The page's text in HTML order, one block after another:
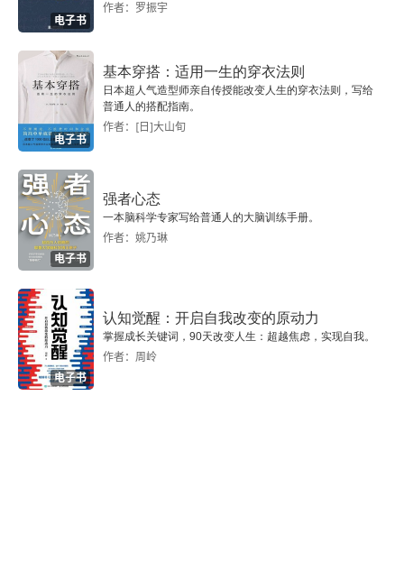
电子书
作者：罗振宇
电子书
基本穿搭：适用一生的穿衣法则
日本超人气造型师亲自传授能改变人生的穿衣法则，写给
普通人的搭配指南。
作者：[日]大山旬
电子书
强者心态
一本脑科学专家写给普通人的大脑训练手册。
作者：姚乃琳
电子书
认知觉醒：开启自我改变的原动力
掌握成长关键词，90天改变人生：超越焦虑，实现自我。
作者：周岭